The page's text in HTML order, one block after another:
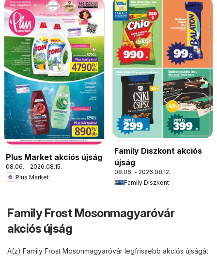
Plus Market akciós újság
08.06. - 2026.08.15.
Plus Market
Family Diszkont akciós
újság
08.06. - 2026.08.12.
Family Diszkont
Family Frost Mosonmagyaróvár
akciós újság
A(z) Family Frost Mosonmagyaróvár legfrissebb akciós újságát